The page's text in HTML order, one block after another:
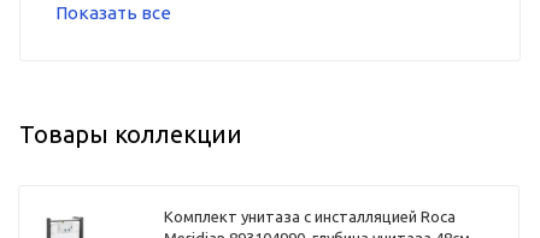
Показать все
Товары коллекции
Комплект унитаза с инсталляцией Roca